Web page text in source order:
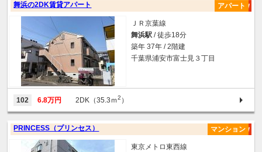
舞浜の2DK賃貸アパート アパート
ＪＲ京葉線
舞浜駅 / 徒歩18分
築年 37年 / 2階建
千葉県浦安市富士見３丁目
102 6.8万円 2DK（35.3ｍ2 ）
PRINCESS（プリンセス） マンション
東京メトロ東西線